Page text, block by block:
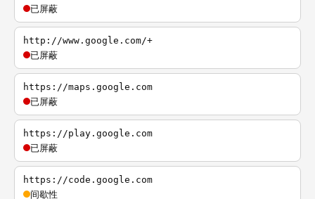
已屏蔽
http://www.google.com/+
已屏蔽
https://maps.google.com
已屏蔽
https://play.google.com
已屏蔽
https://code.google.com
间歇性